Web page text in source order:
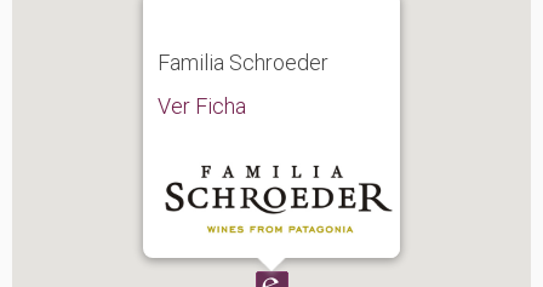
Familia Schroeder
Ver Ficha